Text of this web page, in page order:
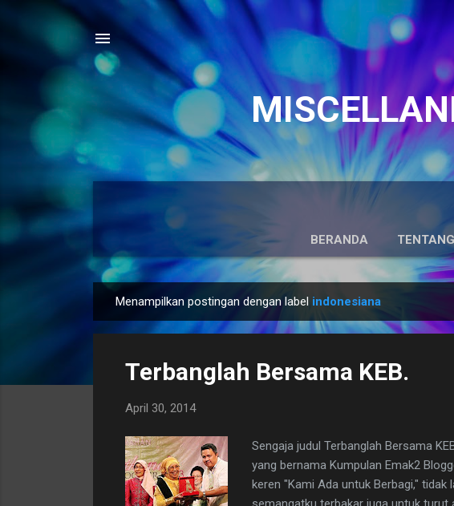
BERANDA
o
Menampilkan postingan dengan label indonesiana
Terbanglah Bersama KEB.
April 30, 2014
Sengaja judul Terbanglah Bersama
yang bernama Kumpulan Emak2
keren "Kami Ada untuk Berbagi,"